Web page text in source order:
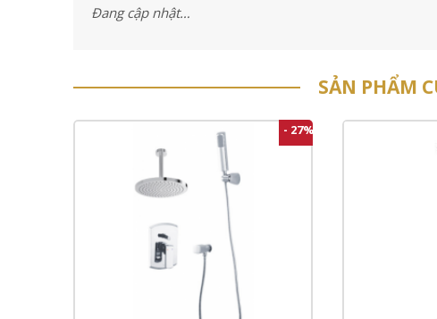
Đang cập nhật…
SẢN PHẨM
- 27%